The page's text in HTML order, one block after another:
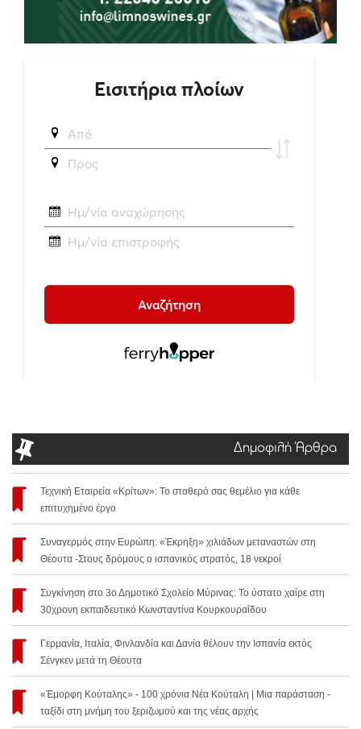
Δημοφιλή Άρθρα
Τεχνική Εταιρεία «Κρίτων»: Το σταθερό σας θεμέλιο για κάθε
επιτυχημένο έργο
Συναγερμός στην Ευρώπη: «Έκρηξη» χιλιάδων μεταναστών στη
Θέουτα -Στους δρόμους ο ισπανικός στρατός, 18 νεκροί
Συγκίνηση στο 3ο Δημοτικό Σχολείο Μύρινας: Το ύστατο χαίρε στη
30χρονη εκπαιδευτικό Κωνσταντίνα Κουρκουραΐδου
Γερμανία, Ιταλία, Φινλανδία και Δανία θέλουν την Ισπανία εκτός
Σένγκεν μετά τη Θέουτα
«Έμορφη Κούταλης» - 100 χρόνια Νέα Κούταλη | Μια παράσταση -
ταξίδι στη μνήμη του ξεριζωμού και της νέας αρχής